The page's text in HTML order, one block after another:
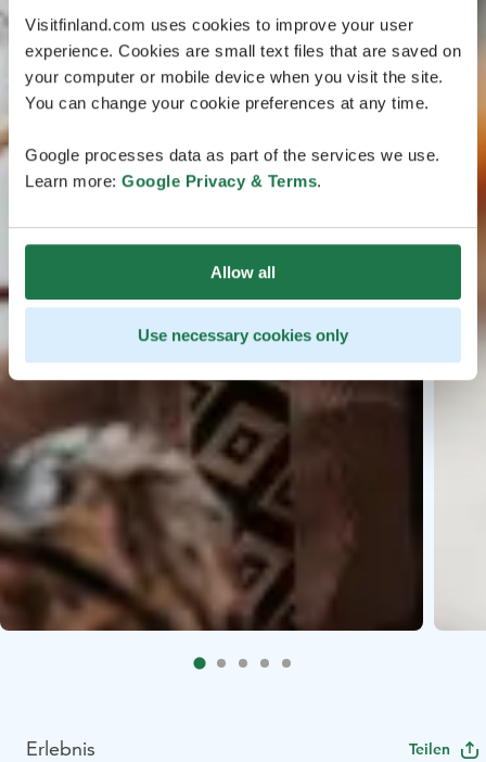
Visitfinland.com uses cookies to improve your user
experience. Cookies are small text files that are saved on
your computer or mobile device when you visit the site.
You can change your cookie preferences at any time.
Google processes data as part of the services we use.
Learn more: Google Privacy & Terms.
Allow all
Use necessary cookies only
Erlebnis Teilen